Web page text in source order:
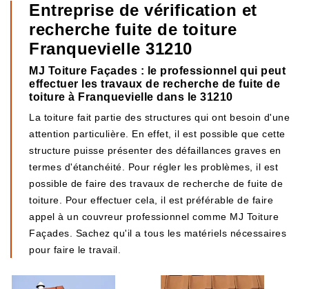
Entreprise de vérification et
recherche fuite de toiture
Franquevielle 31210
MJ Toiture Façades : le professionnel qui peut
effectuer les travaux de recherche de fuite de
toiture à Franquevielle dans le 31210
La toiture fait partie des structures qui ont besoin d'une
attention particulière. En effet, il est possible que cette
structure puisse présenter des défaillances graves en
termes d'étanchéité. Pour régler les problèmes, il est
possible de faire des travaux de recherche de fuite de
toiture. Pour effectuer cela, il est préférable de faire
appel à un couvreur professionnel comme MJ Toiture
Façades. Sachez qu'il a tous les matériels nécessaires
pour faire le travail.